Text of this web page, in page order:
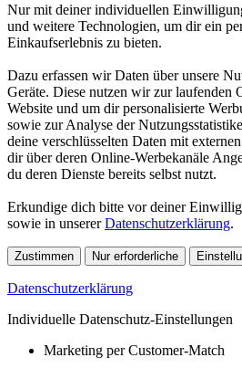
Nur mit deiner individuellen
und weitere Technologien, um dir ein
Einkaufserlebnis zu bieten.
Dazu erfassen wir Daten über unsere
Geräte. Diese nutzen wir zur laufenden
Website und um dir personalisierte
sowie zur Analyse der
deine verschlüsselten Daten mit
dir über deren Online-Werbekanäle
du deren Dienste bereits selbst nutzt.
Erkundige dich bitte vor deiner
sowie in unsererDatenschutzerklärung.
Zustimmen Nur erforderliche
Datenschutzerklärung
Individuelle Datenschutz-Einstellungen
Marketing per Customer-Match